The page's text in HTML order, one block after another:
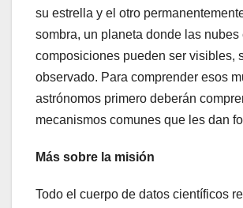
su estrella y el otro
sombra, un planeta donde las nubes
composiciones pueden ser visibles,
observado. Para comprender esos
astrónomos primero deberán
mecanismos comunes que les dan
Más sobre la misión
Todo el cuerpo de datos científicos